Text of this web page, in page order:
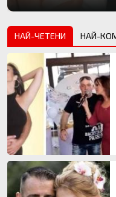
НАЙ-ЧЕТЕНИ НАЙ-